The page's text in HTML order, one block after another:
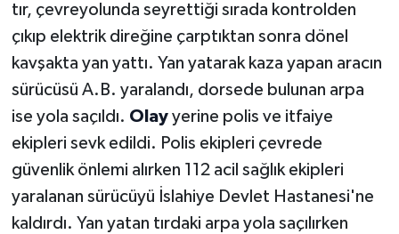
tır, çevreyolunda seyrettiği sırada kontrolden
çıkıp elektrik direğine çarptıktan sonra dönel
kavşakta yan yattı. Yan yatarak kaza yapan aracın
sürücüsü A.B. yaralandı, dorsede bulunan arpa
ise yola saçıldı. Olay yerine polis ve itfaiye
ekipleri sevk edildi. Polis ekipleri çevrede
güvenlik önlemi alırken 112 acil sağlık ekipleri
yaralanan sürücüyü İslahiye Devlet Hastanesi'ne
kaldırdı. Yan yatan tırdaki arpa yola saçılırken